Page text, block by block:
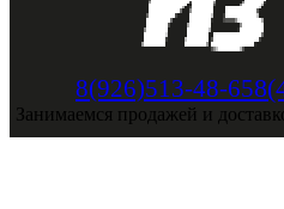
8(926)513-48-65
Занимаемся продажей и